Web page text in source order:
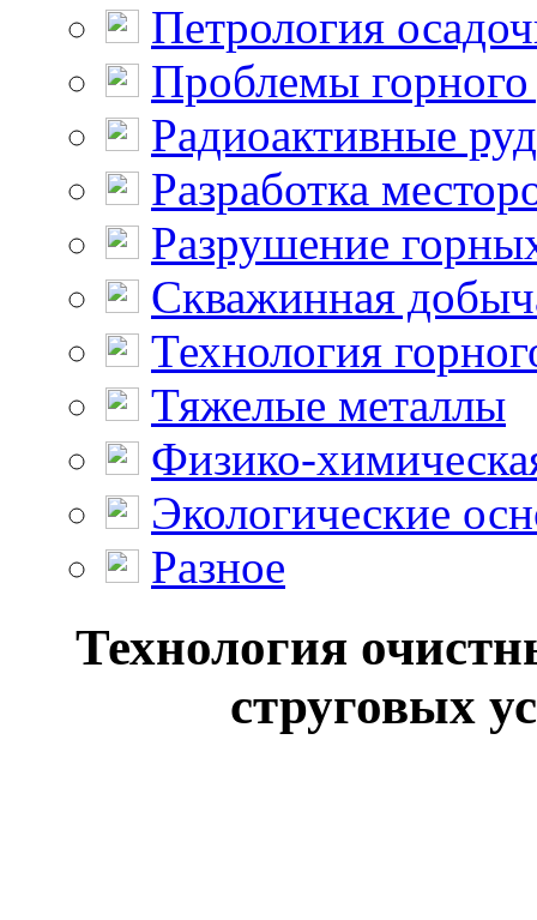
Петрология
Проблемы горного
Радиоактивные
Разработка
Разрушение
Скважинная
Технология
Тяжелые металлы
Физико-
Экологические
Разное
Технология
струговых